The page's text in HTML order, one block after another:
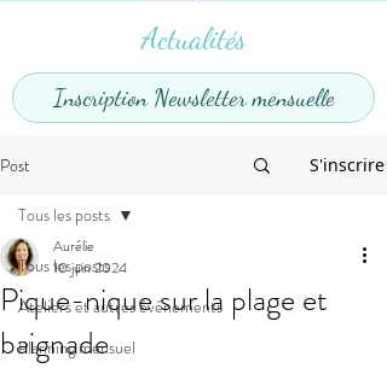
Actualités
Inscription Newsletter mensuelle
Post S'inscrire
Tous les posts
Ateliers et autres événements
Planning mensuel
Tous les posts
Pique-nique sur la plage et
baignade
Aurélie
10 juin 2024